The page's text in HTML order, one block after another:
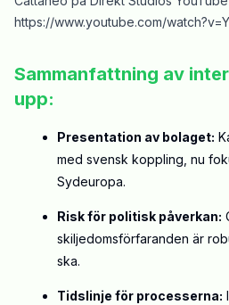
https://www.youtube.com/
Sammanfattning av
upp:
Presentation av bolaget:
med svensk koppling, nu
Sydeuropa.
Risk för politisk påverkan:
skiljedomsförfaranden är
ska.
Tidslinje för processerna: